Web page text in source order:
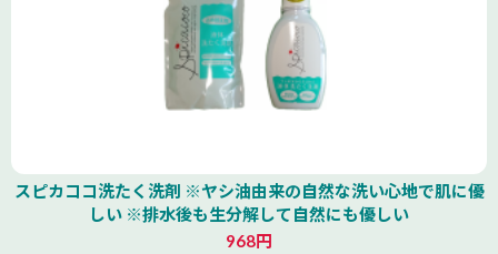
スピカココ洗たく洗剤 ※ヤシ油由来の自然な洗い心地で肌に優
しい ※排水後も生分解して自然にも優しい
968円